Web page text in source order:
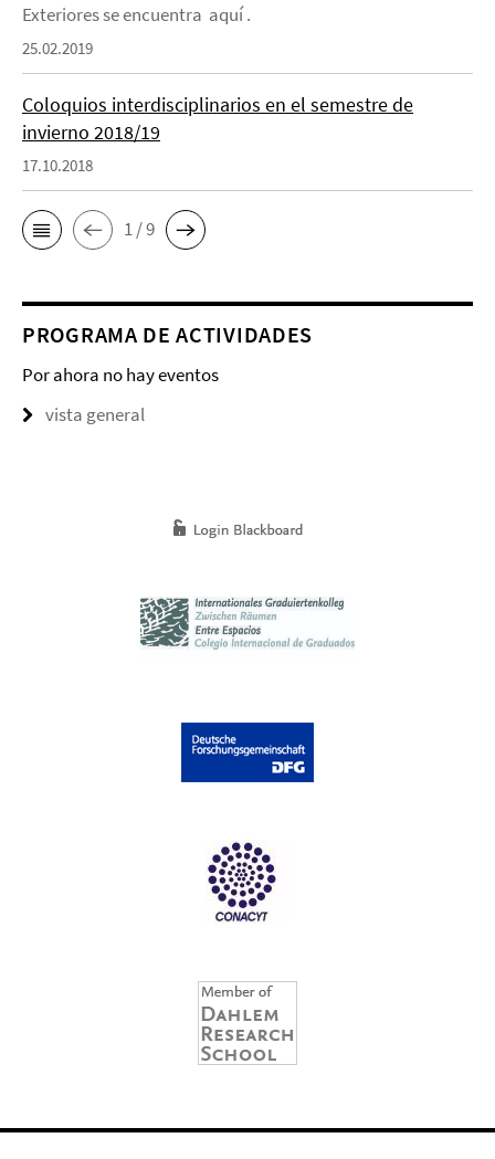
Exteriores se encuentra aquí .
25.02.2019
Coloquios interdisciplinarios en el semestre de
invierno 2018/19
17.10.2018
1 / 9
PROGRAMA DE ACTIVIDADES
Por ahora no hay eventos
vista general